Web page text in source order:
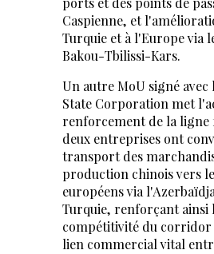
Caspienne, et
Turquie et à l'Europe via
Bakou-Tbilissi-Kars.
Un autre MoU signé avec
State Corporation met
renforcement de la ligne
deux entreprises ont
transport des
production chinois vers
européens via
Turquie, renforçant ainsi
compétitivité du corridor
lien commercial vital